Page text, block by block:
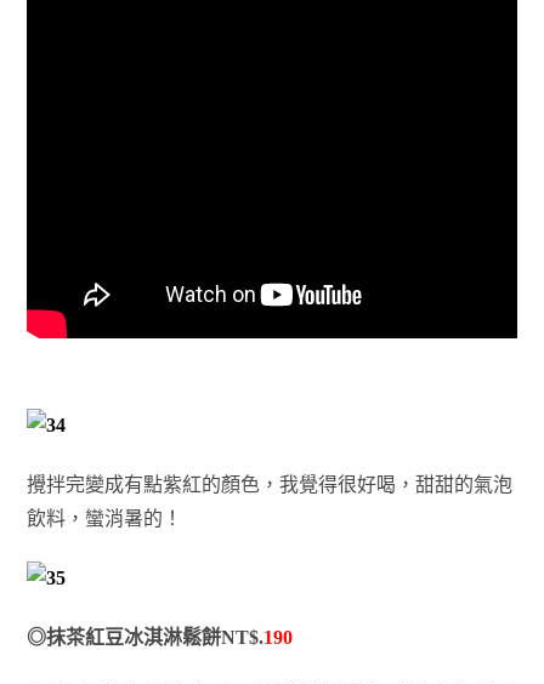
攪拌完變成有點紫紅的顏色，我覺得很好喝，甜甜的氣泡
飲料，蠻消暑的！
◎抹茶紅豆冰淇淋鬆餅NT$.190